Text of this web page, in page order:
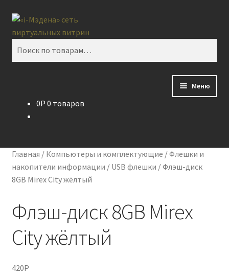
Перейти
к
Перейти
к
Поиск
Меню
Контакты
0P 0 товаров
Главная / Компьютеры и комплектующие /Флешки и
накопители информации / USB флешки /Флэш-диск
8GB Mirex City жёлтый
Флэш-диск 8GB Mirex
City жёлтый
420P